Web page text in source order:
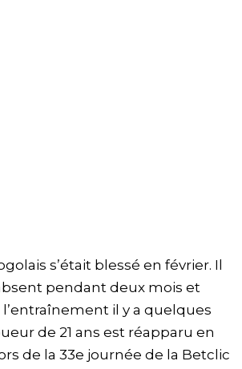
s’était blessé en février. Il
pendant deux mois et
il y a quelques
de 21 ans est réapparu en
de la 33e journée de la Betclic